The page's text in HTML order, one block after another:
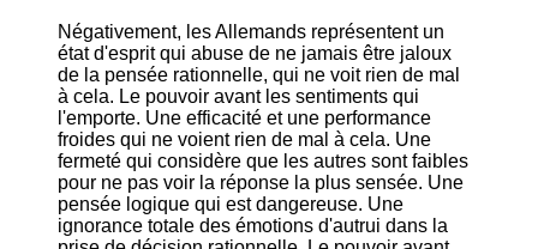
Négativement, les Allemands représentent un
état d'esprit qui abuse de ne jamais être jaloux
de la pensée rationnelle, qui ne voit rien de mal
à cela. Le pouvoir avant les sentiments qui
l'emporte. Une efficacité et une performance
froides qui ne voient rien de mal à cela. Une
fermeté qui considère que les autres sont faibles
pour ne pas voir la réponse la plus sensée. Une
pensée logique qui est dangereuse. Une
ignorance totale des émotions d'autrui dans la